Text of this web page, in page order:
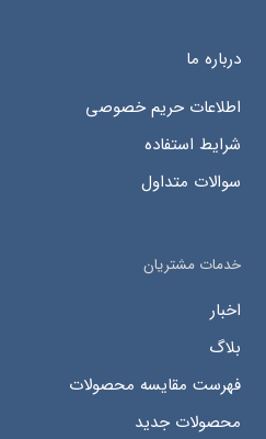
درباره ما
اطلاعات حریم خصوصی
شرایط استفاده
سوالات متداول
خدمات مشتریان
اخبار
بلاگ
فهرست مقایسه محصولات
محصولات جدید